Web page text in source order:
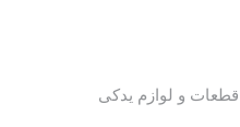
قطعات و لوازم یدکی